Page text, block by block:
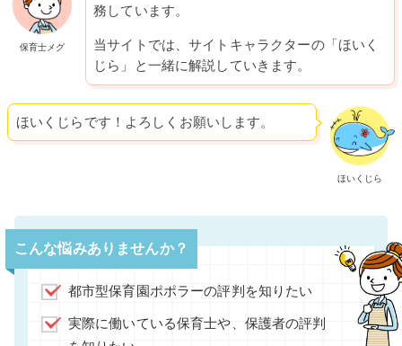
保育士メグ
務しています。
当サイトでは、サイトキャラクターの「ほいく
じら」と一緒に解説していきます。
ほいくじら
ほいくじらです！よろしくお願いします。
こんな悩みありませんか？
都市型保育園ポポラーの評判を知りたい
実際に働いている保育士や、保護者の評判